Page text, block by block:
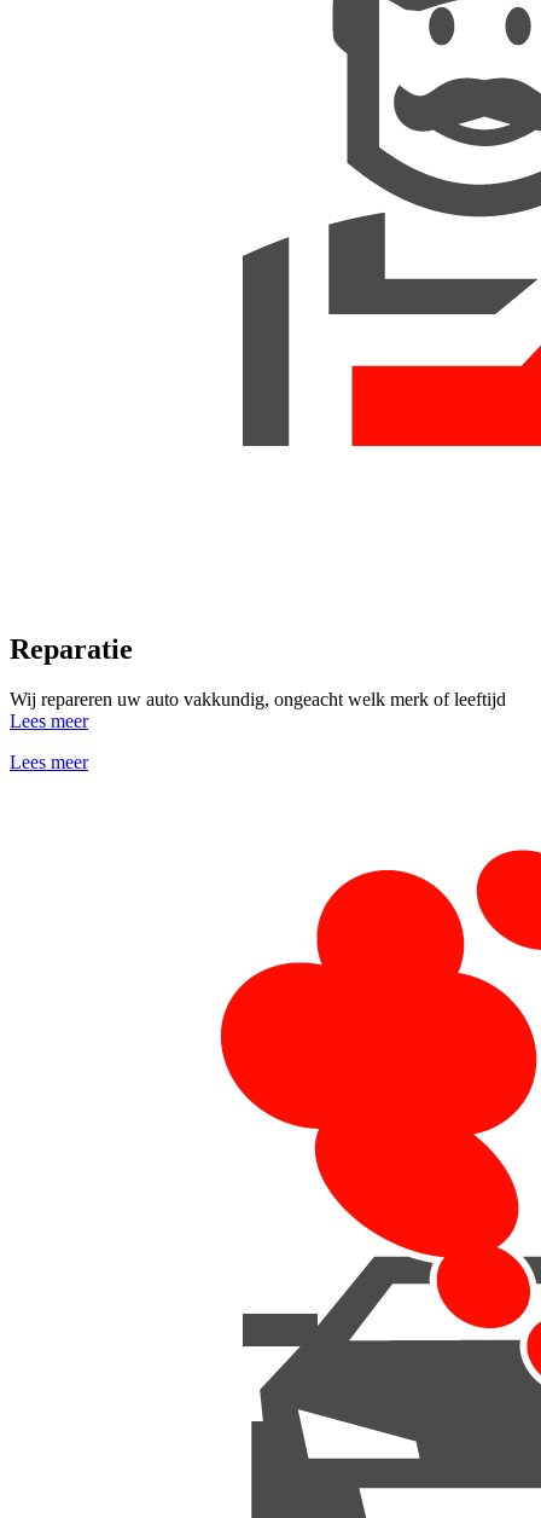
Reparatie
Wij repareren uw auto vakkundig, ongeacht welk merk of leeftijd
Lees meer
Lees meer